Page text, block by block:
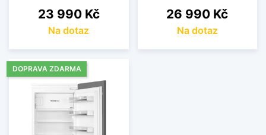
Cena
23 990 Kč
Na dotaz
Cena
26 990 Kč
Na dotaz
DOPRAVA ZDARMA